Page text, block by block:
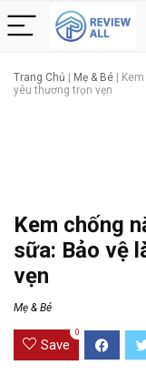
Trang Chủ Mẹ & Bé
yêu thương trọn vẹn
Kem chống
sữa: Bảo vệ
vẹn
Mẹ & Bé
Save
0